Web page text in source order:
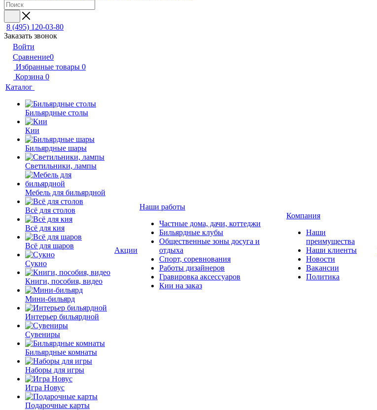
8 (495) 120-03-80
Заказать звонок
Войти
Сравнение0
Избранные товары 0
Корзина 0
Каталог
Бильярдные столы
Кии
Бильярдные шары
Светильники, лампы
Мебель для бильярдной
Всё для столов
Всё для кия
Всё для шаров
Сукно
Книги, пособия, видео
Мини-бильярд
Интерьер бильярдной
Сувениры
Бильярдные комнаты
Наборы для игры
Игра Новус
Подарочные карты
Акции
Наши работы
Частные дома, дачи, коттеджи
Бильярдные клубы
Общественные зоны досуга и
отдыха
Спорт, соревнования
Работы дизайнеров
Гравировка аксессуаров
Кии на заказ
Компания
Наши
преимущества
Наши клиенты
Новости
Вакансии
Политика